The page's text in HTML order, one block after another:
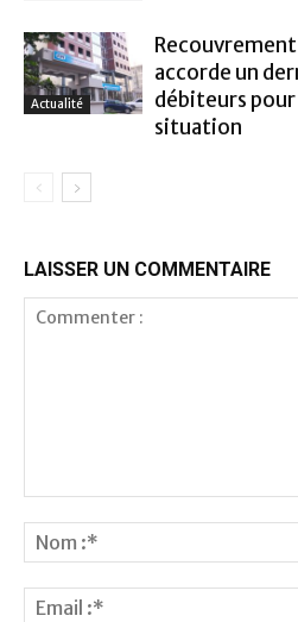
Actualité
Recouvrement
accorde un
débiteurs
situation
LAISSER UN COMMENTAIRE